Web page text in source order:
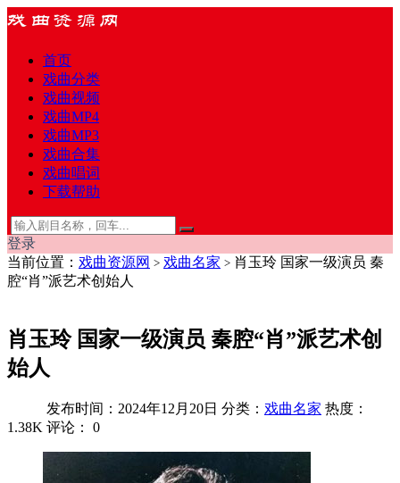
首页
戏曲分类
戏曲视频
戏曲MP4
戏曲MP3
戏曲合集
戏曲唱词
下载帮助
登录
当前位置： 戏曲资源网 > 戏曲名家 > 肖玉玲 国家一级演员 秦
腔“肖”派艺术创始人
肖玉玲 国家一级演员 秦腔“肖”派艺术创
始人
发布时间：2024年12月20日 分类： 戏曲名家 热度：
1.38K 评论： 0